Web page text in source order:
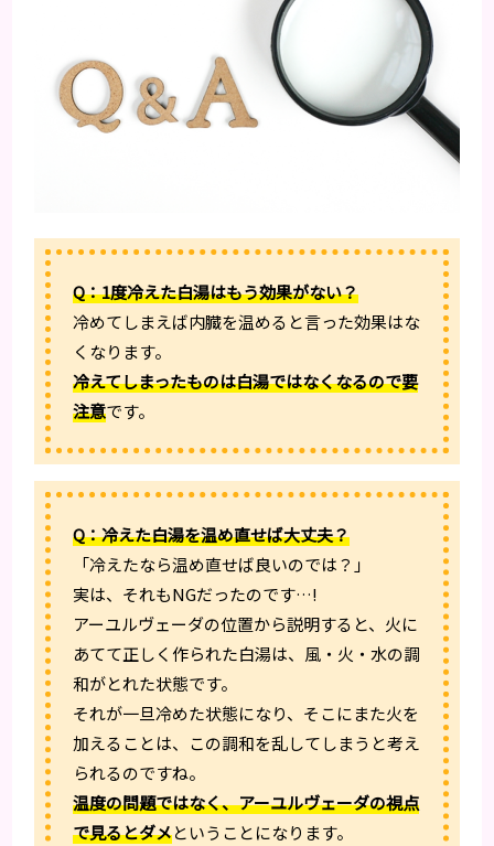
Q：1度冷えた白湯はもう効果がない？
冷めてしまえば内臓を温めると言った効果はな
くなります。
冷えてしまったものは白湯ではなくなるので要
注意です。
Q：冷えた白湯を温め直せば大丈夫？
「冷えたなら温め直せば良いのでは？」
実は、それもNGだったのです…!
アーユルヴェーダの位置から説明すると、火に
あてて正しく作られた白湯は、風・火・水の調
和がとれた状態です。
それが一旦冷めた状態になり、そこにまた火を
加えることは、この調和を乱してしまうと考え
られるのですね。
温度の問題ではなく、アーユルヴェーダの視点
で見るとダメということになります。